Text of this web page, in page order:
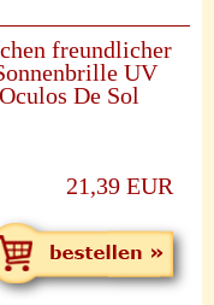
freundlicher
UV
De Sol
21,39 EUR